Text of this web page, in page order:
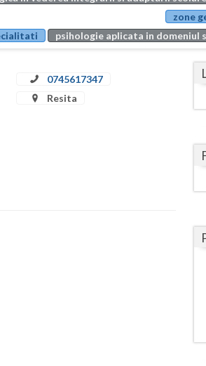
zone
psihologie aplicata in
0745617347
Resita